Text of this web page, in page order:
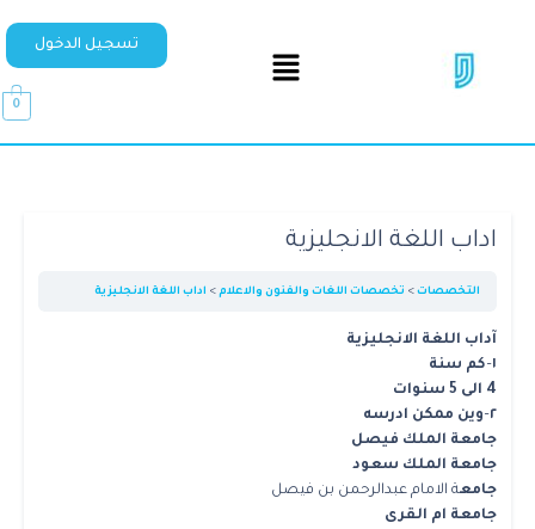
تسجيل الدخول
0
اداب اللغة الانجليزية
التخصصات تخصصات اللغات والفنون والاعلام اداب اللغة الانجليزية
آداب اللغة الانجليزية
١–كم سنة
4 الى 5 سنوات
٢–وين ممكن ادرسه
جامعة الملك فيصل
جامعة الملك سعود
جامعة الامام عبدالرحمن بن فيصل
جامعة ام القرى